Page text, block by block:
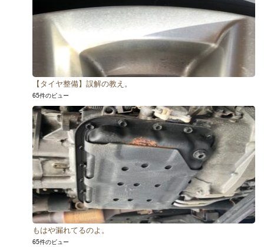
【タイヤ整備】誤解の教え。
65件のビュー
もはや漏れてるのよ。
65件のビュー